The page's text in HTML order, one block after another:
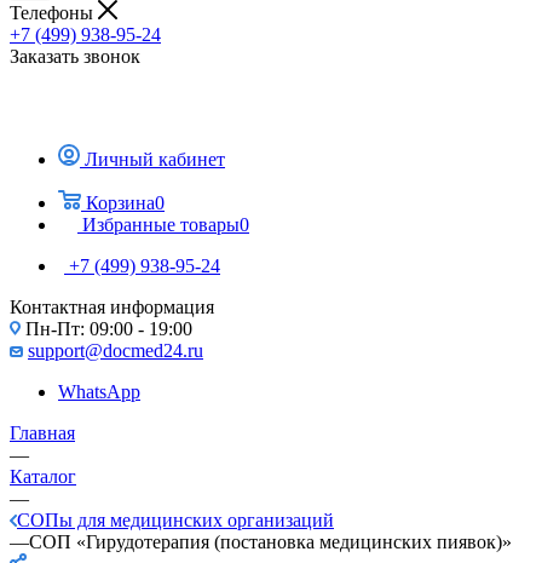
Телефоны
+7 (499) 938-95-24
Заказать звонок
Личный кабинет
Корзина0
Избранные товары0
+7 (499) 938-95-24
Контактная информация
Пн-Пт: 09:00 - 19:00
support@docmed24.ru
WhatsApp
Главная
—
Каталог
—
СОПы для медицинских организаций
—СОП «Гирудотерапия (постановка медицинских пиявок)»